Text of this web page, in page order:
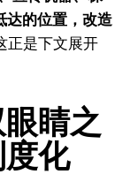
达的位置，改造
正是下文展开
睛之
化